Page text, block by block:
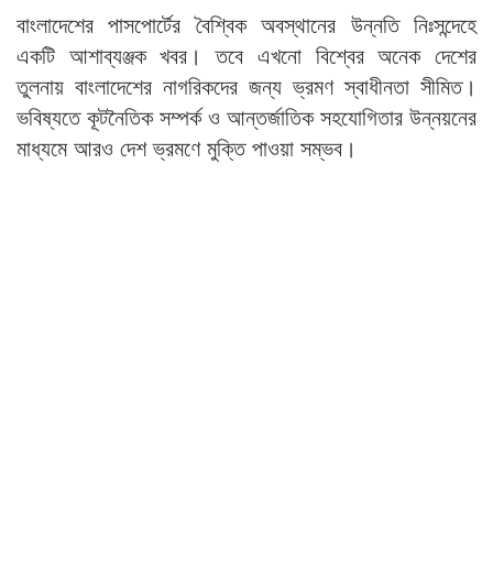
বাংলাদেশের পাসপোর্টের বৈশ্বিক অবস্থানের উন্নতি নিঃসন্দেহে
একটি আশাব্যঞ্জক খবর। তবে এখনো বিশ্বের অনেক দেশের
তুলনায় বাংলাদেশের নাগরিকদের জন্য ভ্রমণ স্বাধীনতা সীমিত।
ভবিষ্যতে কূটনৈতিক সম্পর্ক ও আন্তর্জাতিক সহযোগিতার উন্নয়নের
মাধ্যমে আরও দেশ ভ্রমণে মুক্তি পাওয়া সম্ভব।